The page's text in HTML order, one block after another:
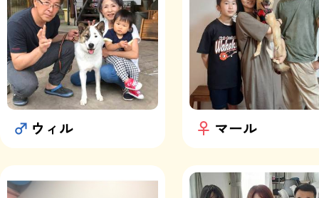
ウィル マール